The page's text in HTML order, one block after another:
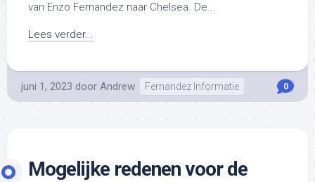
van Enzo Fernandez naar Chelsea. De...
Lees verder...
juni 1, 2023 door Andrew Fernandez Informatie 0
Mogelijke redenen voor de